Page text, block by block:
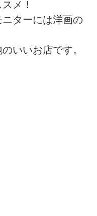
メ！
ターには洋画の
いいお店です。